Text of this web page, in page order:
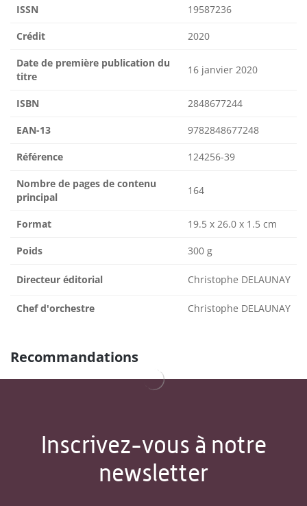
ISSN 19587236
Crédit 2020
Date de première publication du
titre
16 janvier 2020
ISBN 2848677244
EAN-13 9782848677248
Référence 124256-39
Nombre de pages de contenu
principal
164
Format 19.5 x 26.0 x 1.5 cm
Poids 300 g
Directeur éditorial Christophe DELAUNAY
Chef d'orchestre Christophe DELAUNAY
Recommandations
Inscrivez-vous à notre
newsletter